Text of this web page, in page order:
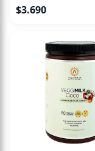
$3.690